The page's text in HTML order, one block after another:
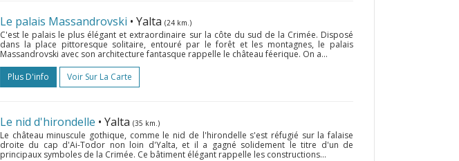
Le palais Massandrovski • Yalta (24 km.)
C'est le palais le plus élégant et extraordinaire sur la côte du sud de la Crimée. Disposé
dans la place pittoresque solitaire, entouré par le forêt et les montagnes, le palais
Massandrovski avec son architecture fantasque rappelle le château féerique. On a...
Plus D'info
Voir Sur La Carte
Le nid d'hirondelle • Yalta (35 km.)
Le château minuscule gothique, comme le nid de l'hirondelle s'est réfugié sur la falaise
droite du cap d'Ai-Todor non loin d'Yalta, et il a gagné solidement le titre d'un de
principaux symboles de la Crimée. Ce bâtiment élégant rappelle les constructions...